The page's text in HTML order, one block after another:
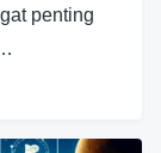
penting